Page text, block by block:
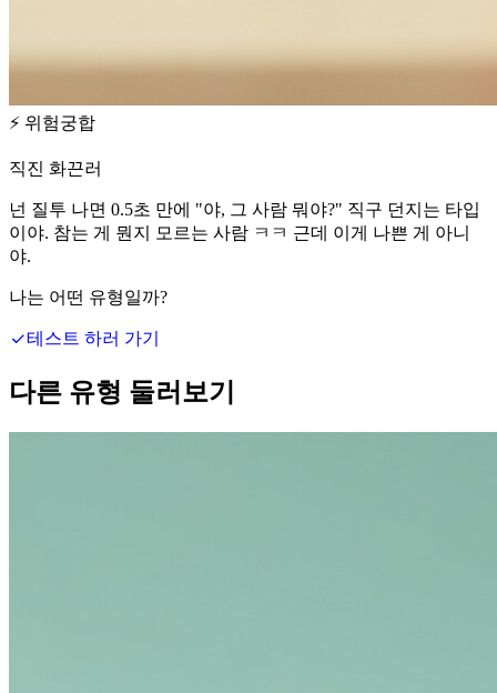
⚡ 위험궁합
직진 화끈러
넌 질투 나면 0.5초 만에 "야, 그 사람 뭐야?" 직구 던지는 타입
이야. 참는 게 뭔지 모르는 사람 ㅋㅋ 근데 이게 나쁜 게 아니
야.
나는 어떤 유형일까?
테스트 하러 가기
다른 유형 둘러보기